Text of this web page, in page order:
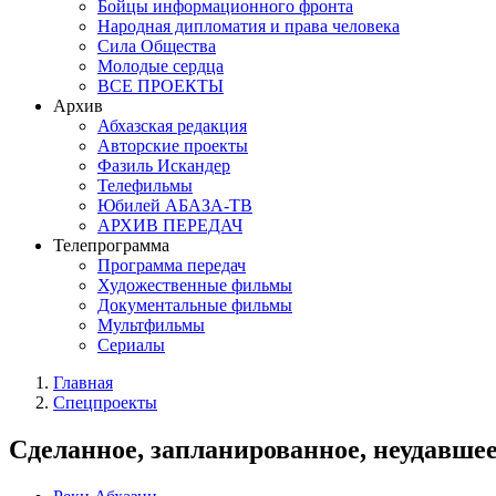
Бойцы информационного фронта
Народная дипломатия и права человека
Сила Общества
Молодые сердца
ВСЕ ПРОЕКТЫ
Архив
Абхазская редакция
Авторские проекты
Фазиль Искандер
Телефильмы
Юбилей АБАЗА-ТВ
АРХИВ ПЕРЕДАЧ
Телепрограмма
Программа передач
Художественные фильмы
Документальные фильмы
Мультфильмы
Сериалы
Главная
Спецпроекты
Сделанное, запланированное,